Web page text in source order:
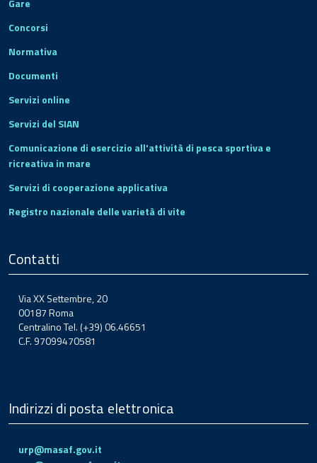
Concorsi
Normativa
Documenti
Servizi online
Servizi del SIAN
Comunicazione di esercizio all'attività di pesca sportiva e
ricreativa in mare
Servizi di cooperazione applicativa
Registro nazionale delle varietà di vite
Contatti
Via XX Settembre, 20
00187 Roma
Centralino Tel. (+39) 06.46651
C.F. 97099470581
Indirizzi di posta elettronica
urp@masaf.gov.it